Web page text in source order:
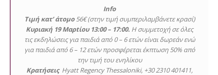
Info
Τιμή κατ’ άτομο56€ (στην τιμή συμπεριλαμβάνετε κρασί)
Κυριακή 19 Μαρtίου 13:00 – 17:00. Η συμμετοχή σε όλες
τις εκδηλώσεις για παιδιά από 0 – 6 ετών είναι δωρεάν ενώ
για παιδιά από 6 – 12 ετών προσφέρεται έκπτωση 50% από
την τιμή του ενηλίκου
ΚρατήσειςHyatt Regency Thessaloniki, +30 2310 401411,